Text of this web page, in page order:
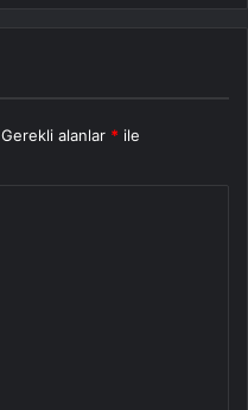
Gerekli alanlar * ile